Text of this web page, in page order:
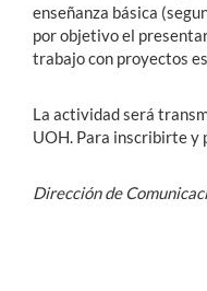
enseñanza básica
por objetivo el
trabajo con proyectos
La actividad será
UOH. Para inscribirte y
Dirección de